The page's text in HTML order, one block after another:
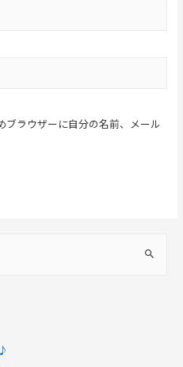
ブラウザーに自分の名前、メール